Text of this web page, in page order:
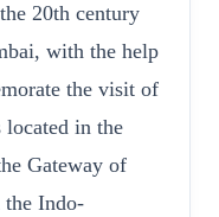
20th century
with the help
the visit of
in the
Gateway of
Indo-